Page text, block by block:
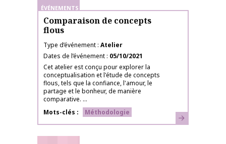
ÉVÉNEMENTS
Comparaison de concepts
flous
Type d’événement Atelier
Dates de l’événement 05/10/2021
Cet atelier est conçu pour explorer la
conceptualisation et l'étude de concepts
flous, tels que la confiance, l'amour, le
partage et le bonheur, de manière
comparative. ...
Mots-clés
Méthodologie En savoir plus